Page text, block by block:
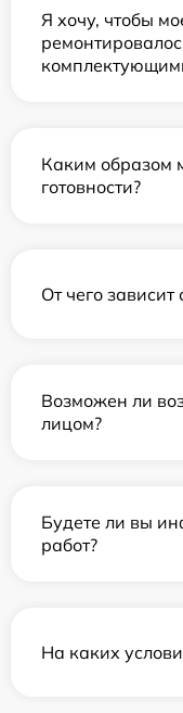
Я хочу, чтобы
Каким образом
готовности?
От чего
Возможен ли
лицом?
Будете ли вы
работ?
На каких